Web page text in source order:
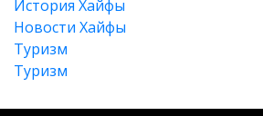
История Хайфы
Новости Хайфы
Туризм
Туризм